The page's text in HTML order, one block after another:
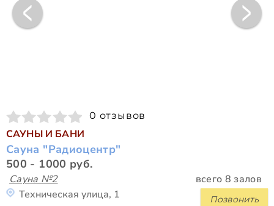
0 отзывов
САУНЫ И БАНИ
Сауна "Радиоцентр"
500 - 1000 руб.
Сауна №2 всего 8 залов
Позвонить
Техническая улица, 1